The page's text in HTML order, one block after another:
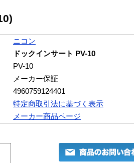
ニコン
ドックインサート PV-10
PV-10
メーカー保証
4960759124401
特定商取引法に基づく表示
メーカー商品ページ